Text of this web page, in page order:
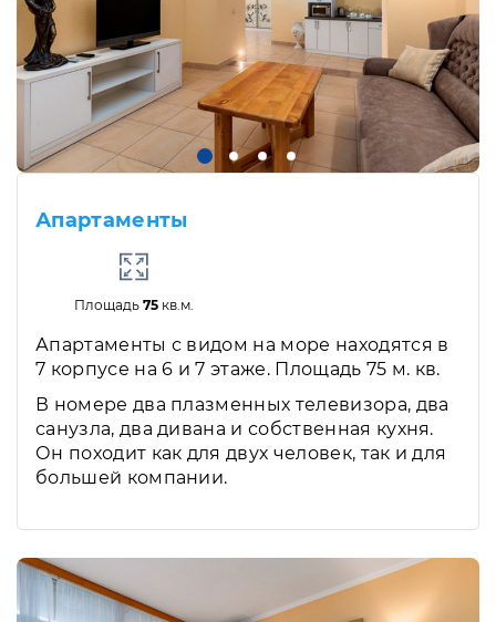
Апартаменты
Площадь 75кв.м.
Апартаменты с видом на море находятся в
7 корпусе на 6 и 7 этаже. Площадь 75 м. кв.
В номере два плазменных телевизора, два
санузла, два дивана и собственная кухня.
Он походит как для двух человек, так и для
большей компании.